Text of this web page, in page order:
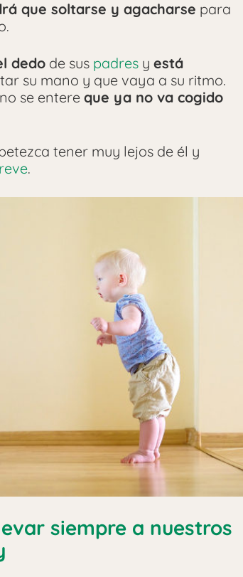
que soltarse y agacharse para
dedo de sus padres y está
su mano y que vaya a su ritmo.
se entereque ya no va cogido
tener muy lejos de él y
.
siempre a nuestros